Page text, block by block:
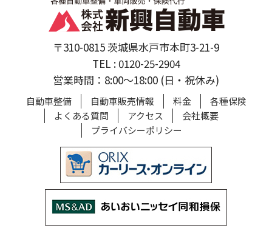
〒310-0815 茨城県水戸市本町3-21-9
TEL : 0120-25-2904
営業時間：8:00〜18:00 (日・祝休み)
自動車整備 自動車販売情報 料金
各種保険
よくある質問
アクセス
会社概要
プライバシーポリシー